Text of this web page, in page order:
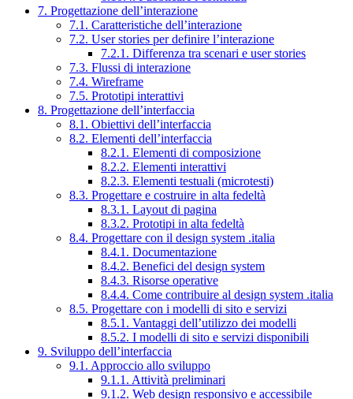
7. Progettazione dell’interazione
7.1. Caratteristiche dell’interazione
7.2. User stories per definire l’interazione
7.2.1. Differenza tra scenari e user stories
7.3. Flussi di interazione
7.4. Wireframe
7.5. Prototipi interattivi
8. Progettazione dell’interfaccia
8.1. Obiettivi dell’interfaccia
8.2. Elementi dell’interfaccia
8.2.1. Elementi di composizione
8.2.2. Elementi interattivi
8.2.3. Elementi testuali (microtesti)
8.3. Progettare e costruire in alta fedeltà
8.3.1. Layout di pagina
8.3.2. Prototipi in alta fedeltà
8.4. Progettare con il design system .italia
8.4.1. Documentazione
8.4.2. Benefici del design system
8.4.3. Risorse operative
8.4.4. Come contribuire al design system .italia
8.5. Progettare con i modelli di sito e servizi
8.5.1. Vantaggi dell’utilizzo dei modelli
8.5.2. I modelli di sito e servizi disponibili
9. Sviluppo dell’interfaccia
9.1. Approccio allo sviluppo
9.1.1. Attività preliminari
9.1.2. Web design responsivo e accessibile